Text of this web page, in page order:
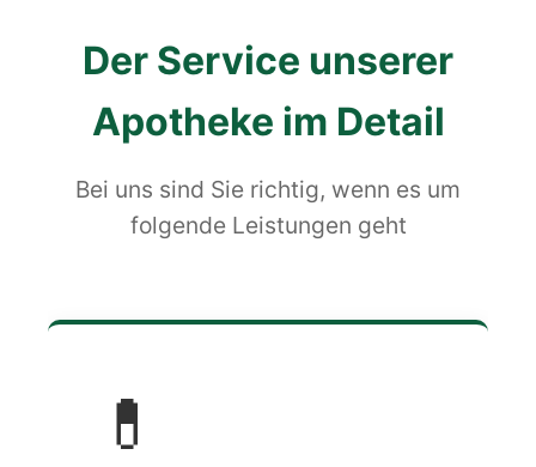
Der Service unserer
Apotheke im Detail
Bei uns sind Sie richtig, wenn es um
folgende Leistungen geht
💊